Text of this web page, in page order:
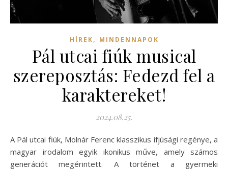
HÍREK, MINDENNAPOK
Pál utcai fiúk musical
szereposztás: Fedezd fel a
karaktereket!
2024.08.25.
A Pál utcai fiúk, Molnár Ferenc klasszikus ifjúsági regénye, a
magyar irodalom egyik ikonikus műve, amely számos
generációt megérintett. A történet a gyermeki